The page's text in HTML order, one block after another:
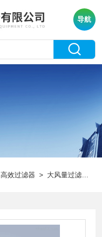
导航
高效过滤器 > 大风量过滤器